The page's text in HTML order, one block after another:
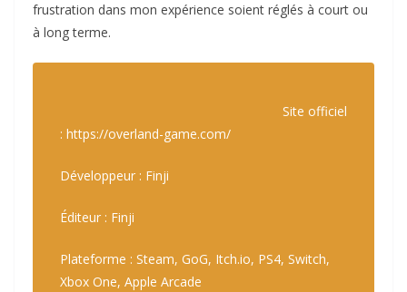
frustration dans mon expérience soient réglés à court ou
à long terme.
Site officiel
: https://overland-game.com/
Développeur : Finji
Éditeur : Finji
Plateforme : Steam, GoG, Itch.io, PS4, Switch,
Xbox One, Apple Arcade